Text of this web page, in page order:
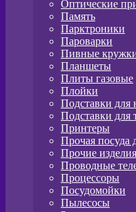
Оптические
Память
Парктроники
Пароварки
Пивные
Планшеты
Плиты газовые
Плойки
Подставки для
Подставки для
Принтеры
Прочая посуда
Прочие
Проводные
Процессоры
Посудомойки
Пылесосы